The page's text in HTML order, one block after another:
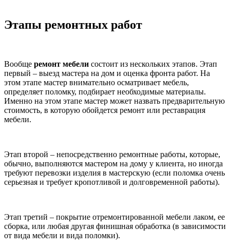
Этапы ремонтных работ
Вообще ремонт мебели состоит из нескольких этапов. Этап
первый – выезд мастера на дом и оценка фронта работ. На
этом этапе мастер внимательно осматривает мебель,
определяет поломку, подбирает необходимые материалы.
Именно на этом этапе мастер может назвать предварительную
стоимость, в которую обойдется ремонт или реставрация
мебели.
Этап второй – непосредственно ремонтные работы, которые,
обычно, выполняются мастером на дому у клиента, но иногда
требуют перевозки изделия в мастерскую (если поломка очень
серьезная и требует кропотливой и долговременной работы).
Этап третий – покрытие отремонтированной мебели лаком, ее
сборка, или любая другая финишная обработка (в зависимости
от вида мебели и вида поломки).